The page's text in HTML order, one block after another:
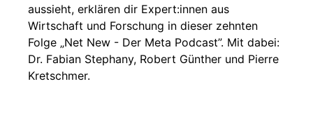
aussieht, erklären dir Expert:innen aus
Wirtschaft und Forschung in dieser zehnten
Folge „Net New - Der Meta Podcast”. Mit dabei:
Dr. Fabian Stephany, Robert Günther und Pierre
Kretschmer.